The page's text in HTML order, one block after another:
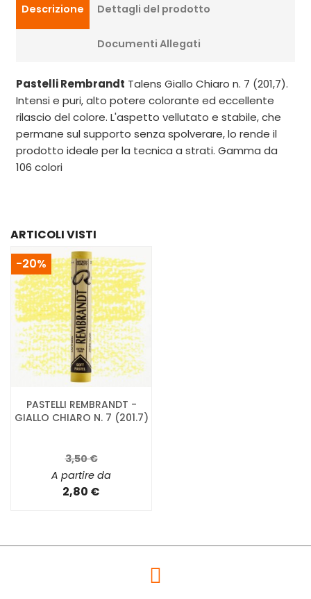
Descrizione Dettagli del prodotto
Documenti Allegati
Pastelli Rembrandt Talens Giallo Chiaro n. 7 (201,7).
Intensi e puri, alto potere colorante ed eccellente
rilascio del colore. L'aspetto vellutato e stabile, che
permane sul supporto senza spolverare, lo rende il
prodotto ideale per la tecnica a strati. Gamma da
106 colori
ARTICOLI VISTI
PASTELLI REMBRANDT -
GIALLO CHIARO N. 7 (201.7)
3,50 €
A partire da
2,80 €
-20%